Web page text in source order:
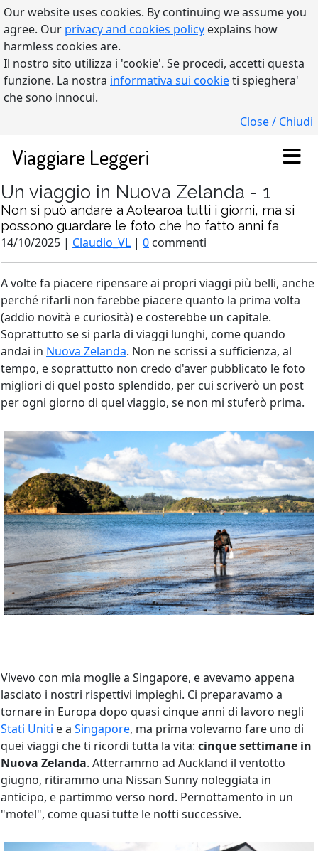
Our website uses cookies. By continuing we assume you
agree. Our privacy and cookies policy explains how
harmless cookies are.
Il nostro sito utilizza i 'cookie'. Se procedi, accetti questa
funzione. La nostra informativa sui cookieti spieghera'
che sono innocui.
Close / Chiudi
Viaggiare Leggeri
Un viaggio in Nuova Zelanda - 1
Non si può andare a Aotearoa tutti i giorni, ma si
possono guardare le foto che ho fatto anni fa
14/10/2025 | Claudio_VL | 0 commenti
A volte fa piacere ripensare ai propri viaggi più belli, anche
perché rifarli non farebbe piacere quanto la prima volta
(addio novità e curiosità) e costerebbe un capitale.
Soprattutto se si parla di viaggi lunghi, come quando
andai in Nuova Zelanda. Non ne scrissi a sufficienza, al
tempo, e soprattutto non credo d'aver pubblicato le foto
migliori di quel posto splendido, per cui scriverò un post
per ogni giorno di quel viaggio, se non mi stuferò prima.
Vivevo con mia moglie a Singapore, e avevamo appena
lasciato i nostri rispettivi impieghi. Ci preparavamo a
tornare in Europa dopo quasi cinque anni di lavoro negli
Stati Uniti e a Singapore, ma prima volevamo fare uno di
quei viaggi che ti ricordi tutta la vita: cinque settimane in
Nuova Zelanda. Atterrammo ad Auckland il ventotto
giugno, ritirammo una Nissan Sunny noleggiata in
anticipo, e partimmo verso nord. Pernottamento in un
"motel", come quasi tutte le notti successive.